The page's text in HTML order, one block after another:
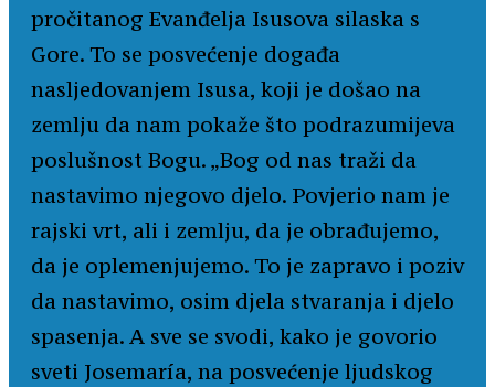
pročitanog Evanđelja Isusova silaska s
Gore. To se posvećenje događa
nasljedovanjem Isusa, koji je došao na
zemlju da nam pokaže što podrazumijeva
poslušnost Bogu. „Bog od nas traži da
nastavimo njegovo djelo. Povjerio nam je
rajski vrt, ali i zemlju, da je obrađujemo,
da je oplemenjujemo. To je zapravo i poziv
da nastavimo, osim djela stvaranja i djelo
spasenja. A sve se svodi, kako je govorio
sveti Josemaría, na posvećenje ljudskog